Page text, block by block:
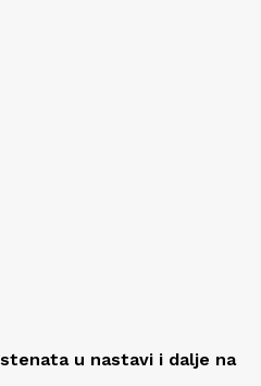
u nastavi i dalje na